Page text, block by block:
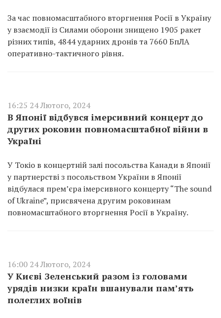
За час повномасштабного вторгнення Росії в Україну
у взаємодії із Силами оборони знищено 1905 ракет
різних типів, 4844 ударних дронів та 7660 БпЛА
оперативно-тактичного рівня.
16:25 24 Лютого, 2024
В Японії відбувся імерсивний концерт до
других роковин повномасштабної війни в
Україні
У Токіо в концертній залі посольства Канади в Японії
у партнерстві з посольством України в Японії
відбулася прем’єра імерсивного концерту “The sound
of Ukraine”, присвячена другим роковинам
повномасштабного вторгнення Росії в Україну.
16:00 24 Лютого, 2024
У Києві Зеленський разом із головами
урядів низки країн вшанували пам’ять
полеглих воїнів